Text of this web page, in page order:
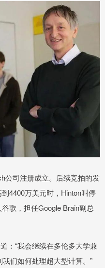
司注册成立。后续竞拍的发
4400万美元时，Hinton叫停
歌，担任Google Brain副总
“我会继续在多伦多大学兼
们如何处理超大型计算。”